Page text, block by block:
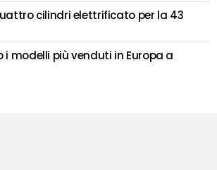
cilindri elettrificato per la 43
i modelli più venduti in Europa a